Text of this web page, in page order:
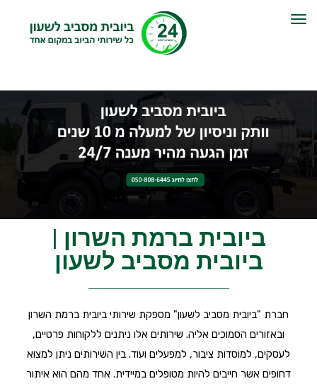
תפריט
ביובית ברמת השרון |
ביובית מסביב לשעון
חברת "ביובית מסביב לשעון" מספקת שירותי ביובית ברמת השרון
ובאזורים הסמוכים אליה. שירותים אלו ניתנים ללקוחות פרטיים,
לעסקים, למוסדות ציבור, למפעלים ועוד. בין השירותים ניתן למצוא
דחופים אשר חייבים להיות מטופלים במיידית. אחד מהם הוא איתור